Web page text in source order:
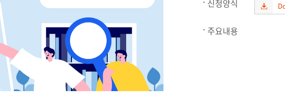
신청양식
주요내용